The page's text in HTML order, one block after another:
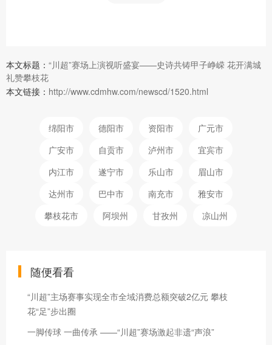
本文标题： “川超”赛场上演视听盛宴——史诗共铸甲子峥嵘 花开满城
礼赞攀枝花
本文链接： http://www.cdmhw.com/newscd/1520.html
绵阳市 德阳市 资阳市
广元市
广安市
自贡市 泸州市
宜宾市
内江市
遂宁市 乐山市
眉山市
达州市
巴中市 南充市
雅安市
攀枝花市
阿坝州 甘孜州 凉山州
随便看看
“川超”主场赛事实现全市全域消费总额突破2亿元 攀枝
花“足”步出圈
一脚传球 一曲传承 ——“川超”赛场激起非遗“声浪”